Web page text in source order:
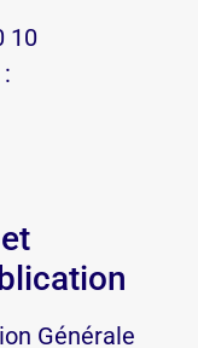
10
Générale